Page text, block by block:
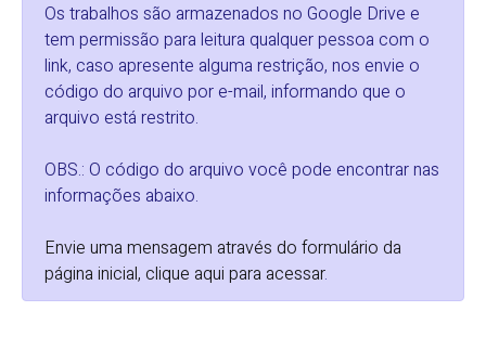
Os trabalhos são armazenados no Google Drive e
tem permissão para leitura qualquer pessoa com o
link, caso apresente alguma restrição, nos envie o
código do arquivo por e-mail, informando que o
arquivo está restrito.
OBS.: O código do arquivo você pode encontrar nas
informações abaixo.
Envie uma mensagem através do formulário da
página inicial, clique aqui para acessar.